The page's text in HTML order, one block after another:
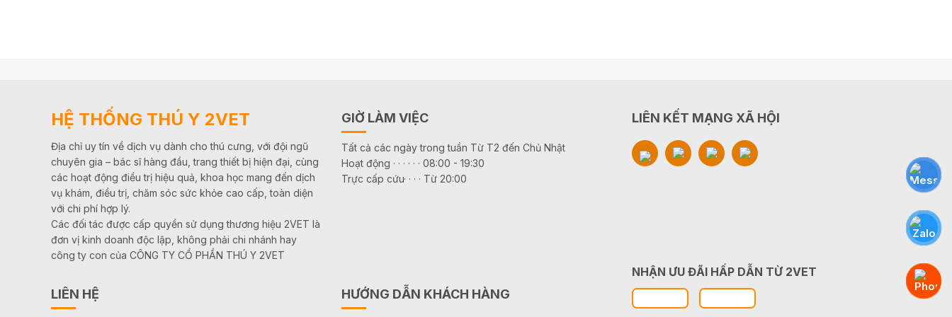
HỆ THỐNG THÚ Y 2VET
Địa chỉ uy tín về dịch vụ dành cho thú cưng, với đội ngũ
chuyên gia – bác sĩ hàng đầu, trang thiết bị hiện đại, cùng
các hoạt động điều trị hiệu quả, khoa học mang đến dịch
vụ khám, điều trị, chăm sóc sức khỏe cao cấp, toàn diện
với chi phí hợp lý.
Các đối tác được cấp quyền sử dụng thương hiệu 2VET là
đơn vị kinh doanh độc lập, không phải chi nhánh hay
công ty con của CÔNG TY CỔ PHẦN THÚ Y 2VET
GIỜ LÀM VIỆC
Tất cả các ngày trong tuần Từ T2 đến Chủ Nhật
Hoạt động · · · · · · 08:00 - 19:30
Trực cấp cứu· · · · Từ 20:00
LIÊN KẾT MẠNG XÃ HỘI
LIÊN HỆ HƯỚNG DẪN KHÁCH HÀNG
NHẬN ƯU ĐÃI HẤP DẪN TỪ 2VET